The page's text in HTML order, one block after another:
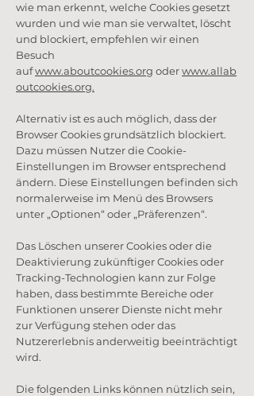
wie man erkennt, welche Cookies gesetzt
wurden und wie man sie verwaltet, löscht
und blockiert, empfehlen wir einen
Besuch
aufwww.aboutcookies.org oderwww.allab
outcookies.org.
Alternativ ist es auch möglich, dass der
Browser Cookies grundsätzlich blockiert.
Dazu müssen Nutzer die Cookie-
Einstellungen im Browser entsprechend
ändern. Diese Einstellungen befinden sich
normalerweise im Menü des Browsers
unter „Optionen“ oder „Präferenzen“.
Das Löschen unserer Cookies oder die
Deaktivierung zukünftiger Cookies oder
Tracking-Technologien kann zur Folge
haben, dass bestimmte Bereiche oder
Funktionen unserer Dienste nicht mehr
zur Verfügung stehen oder das
Nutzererlebnis anderweitig beeinträchtigt
wird.
Die folgenden Links können nützlich sein,